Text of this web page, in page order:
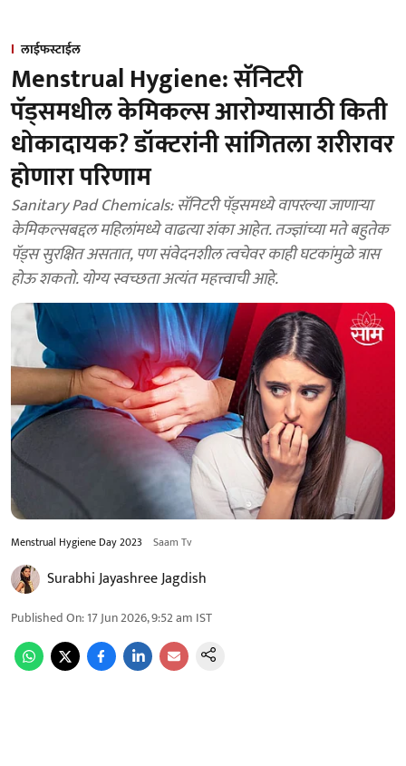
लाईफस्टाईल
Menstrual Hygiene: सॅनिटरी
पॅड्समधील केमिकल्स आरोग्यासाठी किती
धोकादायक? डॉक्टरांनी सांगितला शरीरावर
होणारा परिणाम
Sanitary Pad Chemicals: सॅनिटरी पॅड्समध्ये वापरल्या जाणाऱ्या
केमिकल्सबद्दल महिलांमध्ये वाढत्या शंका आहेत. तज्ज्ञांच्या मते बहुतेक
पॅड्स सुरक्षित असतात, पण संवेदनशील त्वचेवर काही घटकांमुळे त्रास
होऊ शकतो. योग्य स्वच्छता अत्यंत महत्त्वाची आहे.
Menstrual Hygiene Day 2023 Saam Tv
Surabhi Jayashree Jagdish
Published On:17 Jun 2026, 9:52 am IST